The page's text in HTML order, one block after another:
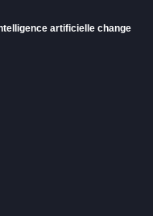
artificielle change